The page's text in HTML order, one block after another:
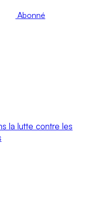
Abonné
la lutte contre les